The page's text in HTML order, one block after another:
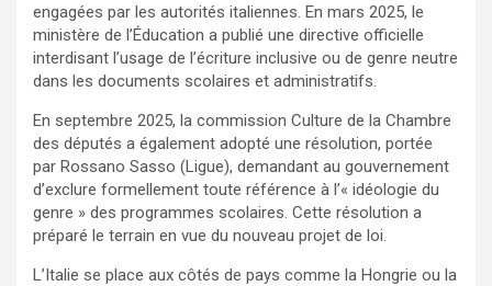
engagées par les autorités italiennes. En mars 2025, le
ministère de l’Éducation a publié une directive officielle
interdisant l’usage de l’écriture inclusive ou de genre neutre
dans les documents scolaires et administratifs.
En septembre 2025, la commission Culture de la Chambre
des députés a également adopté une résolution, portée
par Rossano Sasso (Ligue), demandant au gouvernement
d’exclure formellement toute référence à l’« idéologie du
genre » des programmes scolaires. Cette résolution a
préparé le terrain en vue du nouveau projet de loi.
L’Italie se place aux côtés de pays comme la Hongrie ou la